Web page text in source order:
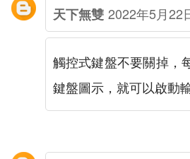
天下無雙 2022年5月22
觸控式鍵盤不要關掉，
鍵盤圖示，就可以啟動